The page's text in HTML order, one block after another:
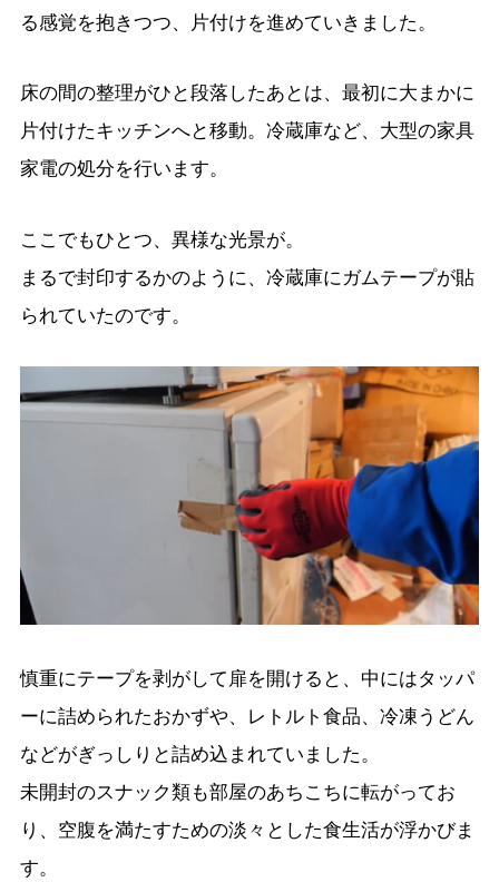
る感覚を抱きつつ、片付けを進めていきました。
床の間の整理がひと段落したあとは、最初に大まかに
片付けたキッチンへと移動。冷蔵庫など、大型の家具
家電の処分を行います。
ここでもひとつ、異様な光景が。
まるで封印するかのように、冷蔵庫にガムテープが貼
られていたのです。
慎重にテープを剥がして扉を開けると、中にはタッパ
ーに詰められたおかずや、レトルト食品、冷凍うどん
などがぎっしりと詰め込まれていました。
未開封のスナック類も部屋のあちこちに転がってお
り、空腹を満たすための淡々とした食生活が浮かびま
す。